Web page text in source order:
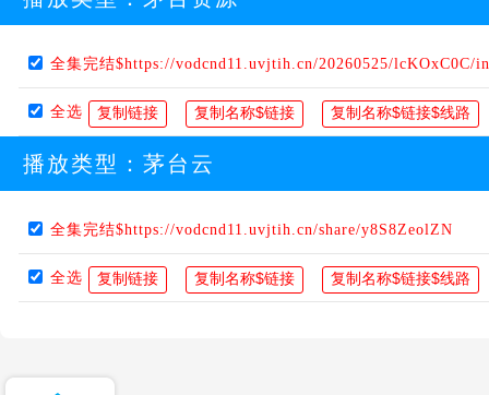
全集完结$https://vodcnd11.uvjtih.cn/20260525/lcKOxC0C/
全选
播放类型： 茅台云
全集完结$https://vodcnd11.uvjtih.cn/share/y8S8ZeolZN
全选